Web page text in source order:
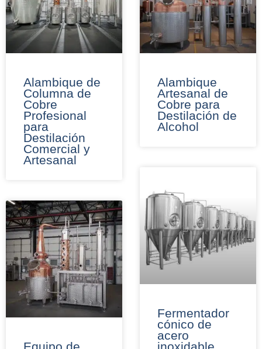
Alambique de
Columna de
Cobre
Profesional
para
Destilación
Comercial y
Artesanal
Alambique
Artesanal de
Cobre para
Destilación de
Alcohol
Equipo de
Fermentador
cónico de
acero
inoxidable